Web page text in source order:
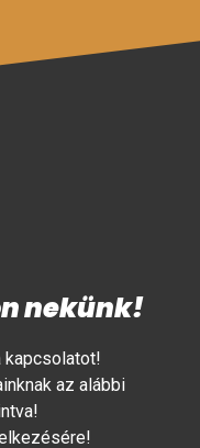
nekünk!
kapcsolatot!
az alábbi